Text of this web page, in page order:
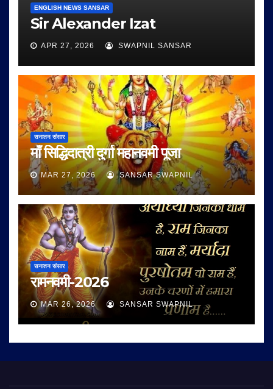
ENGLISH NEWS SANSAR
Sir Alexander Izat
APR 27, 2026 SWAPNIL SANSAR
सनातन संसार
माँ सिद्धिदात्री दुर्गा महानवमी पूजा
MAR 27, 2026 SANSAR SWAPNIL
सनातन संसार
रामनवमी-2026
MAR 26, 2026 SANSAR SWAPNIL